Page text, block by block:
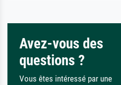
Avez-vous des
questions ?
Vous êtes intéressé par une